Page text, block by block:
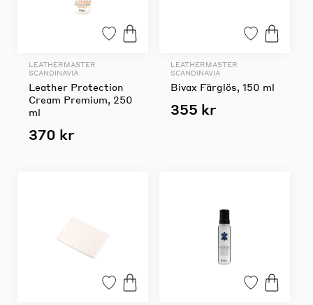
LEATHERMASTER
SCANDINAVIA
Leather Protection
Cream Premium, 250
ml
370 kr
LEATHERMASTER
SCANDINAVIA
Bivax Färglös, 150 ml
355 kr